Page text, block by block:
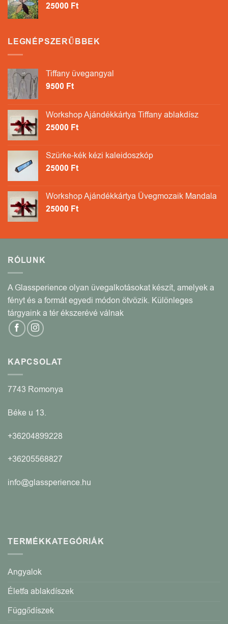
25000 Ft
LEGNÉPSZERŰBBEK
Tiffany üvegangyal
9500 Ft
Workshop Ajándékkártya Tiffany ablakdísz
25000 Ft
Szürke-kék kézi kaleidoszkóp
25000 Ft
Workshop Ajándékkártya Üvegmozaik Mandala
25000 Ft
RÓLUNK
A Glassperience olyan üvegalkotásokat készít, amelyek a
fényt és a formát egyedi módon ötvözik. Különleges
tárgyaink a tér ékszerévé válnak
KAPCSOLAT
7743 Romonya
Béke u 13.
+36204899228
+36205568827
info@glassperience.hu
TERMÉKKATEGÓRIÁK
Angyalok
Életfa ablakdíszek
Függődíszek